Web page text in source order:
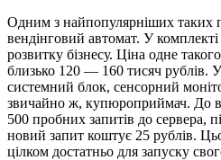
Одним з найпопулярніших таких
вендінговий автомат. У
розвитку бізнесу. Ціна одне
близько 120 — 160 тисяч рублів.
системний блок, сенсорний
звичайно ж, купюроприймач. До
500 пробних запитів до сервера,
новий запит коштує 25 рублів.
цілком достатньо для запуску